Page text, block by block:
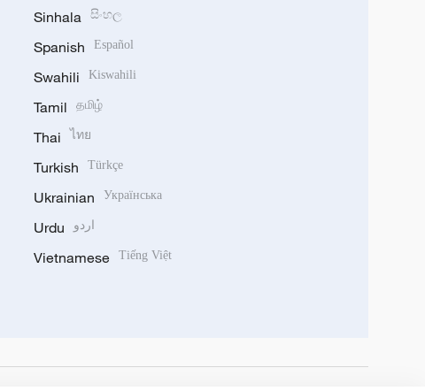
Sinhala සිංහල
Spanish Español
Swahili Kiswahili
Tamil தமிழ்
Thai ไทย
Turkish Türkçe
Ukrainian Українська
Urdu اردو
Vietnamese Tiếng Việt